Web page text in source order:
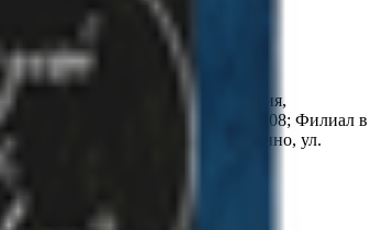
области, 601430, Россия,
г. Пермь. ул. Героев Хасана, д. 108; Филиал в
обл., Боровский р-н, с. Ворсино, ул.